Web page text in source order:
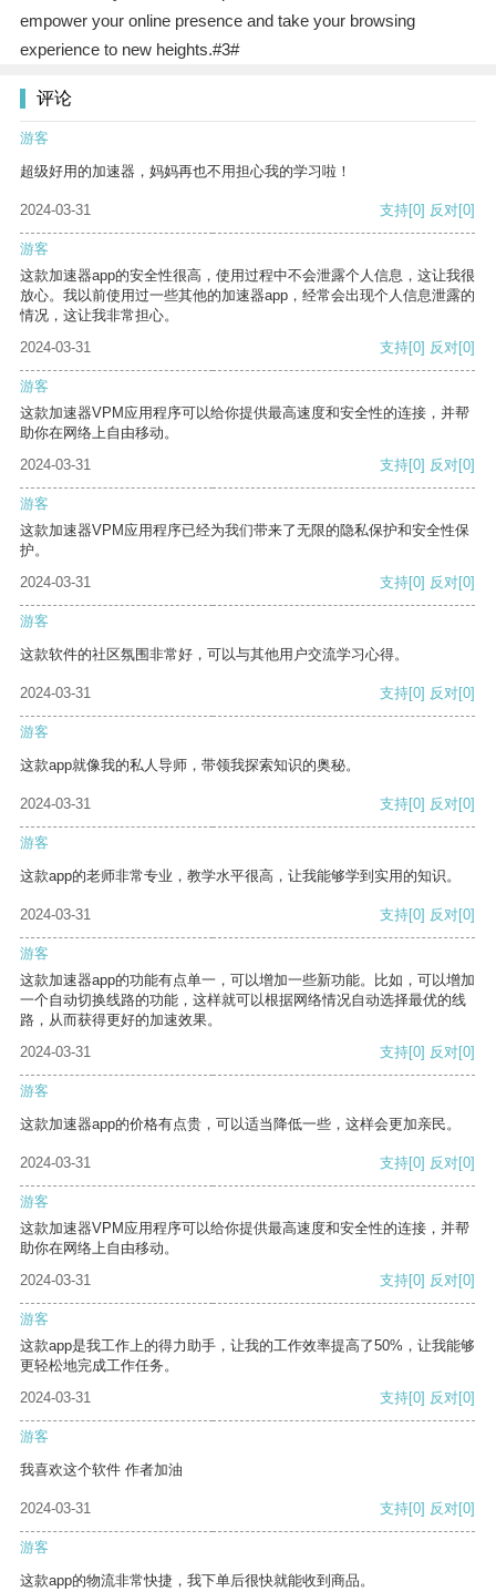
empower your online presence and take your browsing
experience to new heights.#3#
评论
游客
超级好用的加速器，妈妈再也不用担心我的学习啦！
2024-03-31 支持[0] 反对[0]
游客
这款加速器app的安全性很高，使用过程中不会泄露个人信息，这让我很
放心。我以前使用过一些其他的加速器app，经常会出现个人信息泄露的
情况，这让我非常担心。
2024-03-31
支持[0] 反对[0]
游客
这款加速器VPM应用程序可以给你提供最高速度和安全性的连接，并帮
助你在网络上自由移动。
2024-03-31
支持[0] 反对[0]
游客
这款加速器VPM应用程序已经为我们带来了无限的隐私保护和安全性保
护。
2024-03-31
支持[0] 反对[0]
游客
这款软件的社区氛围非常好，可以与其他用户交流学习心得。
2024-03-31 支持[0] 反对[0]
游客
这款app就像我的私人导师，带领我探索知识的奥秘。
2024-03-31 支持[0] 反对[0]
游客
这款app的老师非常专业，教学水平很高，让我能够学到实用的知识。
2024-03-31 支持[0] 反对[0]
游客
这款加速器app的功能有点单一，可以增加一些新功能。比如，可以增加
一个自动切换线路的功能，这样就可以根据网络情况自动选择最优的线
路，从而获得更好的加速效果。
2024-03-31
支持[0] 反对[0]
游客
这款加速器app的价格有点贵，可以适当降低一些，这样会更加亲民。
2024-03-31 支持[0] 反对[0]
游客
这款加速器VPM应用程序可以给你提供最高速度和安全性的连接，并帮
助你在网络上自由移动。
2024-03-31
支持[0] 反对[0]
游客
这款app是我工作上的得力助手，让我的工作效率提高了50%，让我能够
更轻松地完成工作任务。
2024-03-31
支持[0] 反对[0]
游客
我喜欢这个软件 作者加油
2024-03-31 支持[0] 反对[0]
游客
这款app的物流非常快捷，我下单后很快就能收到商品。